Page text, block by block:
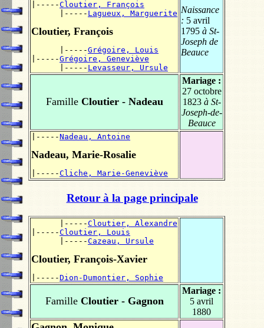
|-----Cloutier, François
      |-----
Lagueux, Marguerite
Cloutier, François
      |-----
Grégoire, Louis
|-----Grégoire, Geneviève
      |-----
Levasseur, Ursule
Naissance
: 5 avril
1795 à St-
Joseph de
Beauce
FamilleCloutier - Nadeau
Mariage :
27 octobre
1823à St-
Joseph-de-
Beauce
|-----Nadeau, Antoine
Nadeau, Marie-Rosalie
|-----Cliche, Marie-Geneviève
Retour à la page principale
      |-----
Cloutier, Alexandre
|-----Cloutier, Louis
      |-----
Cazeau, Ursule
Cloutier, François-Xavier
|-----Dion-Dumontier, Sophie
FamilleCloutier - Gagnon
Mariage :
5 avril
1880